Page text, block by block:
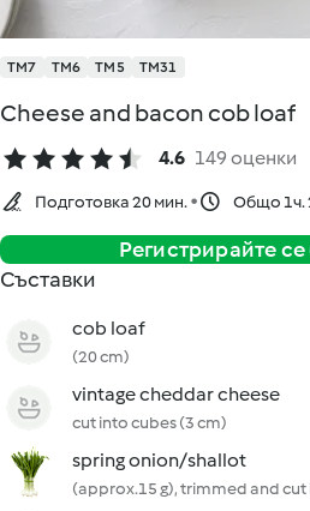
TM7 TM6 TM5 TM31
Cheese and bacon cob loaf
4.6 149 оценки
Подготовка 20 мин. Общо 1ч.
Регистрирайте
Съставки
cob loaf
(20 cm)
vintage cheddar cheese
cut into cubes (3 cm)
spring onion/shallot
(approx.15 g), trimmed and cut